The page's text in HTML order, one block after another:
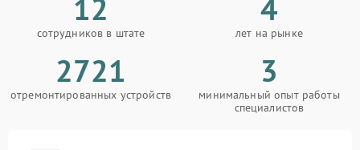
12
сотрудников в штате
4
лет на рынке
2721
отремонтированных устройств
3
минимальный опыт работы
специалистов